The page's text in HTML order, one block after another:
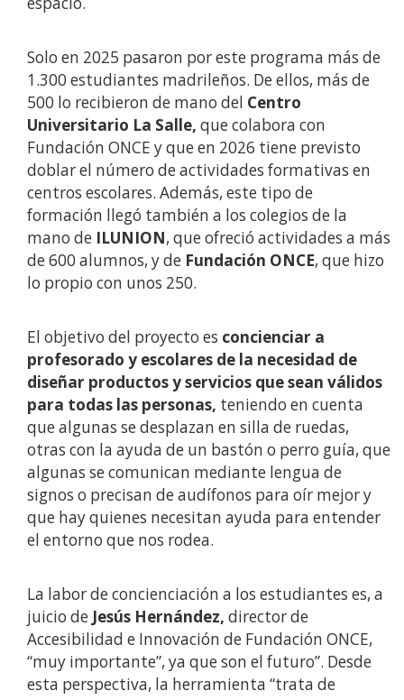
Solo en 2025 pasaron por este programa más de
1.300 estudiantes madrileños. De ellos, más de
500 lo recibieron de mano del Centro
Universitario La Salle, que colabora con
Fundación ONCE y que en 2026 tiene previsto
doblar el número de actividades formativas en
centros escolares. Además, este tipo de
formación llegó también a los colegios de la
mano de ILUNION, que ofreció actividades a más
de 600 alumnos, y de Fundación ONCE, que hizo
lo propio con unos 250.
El objetivo del proyecto es concienciar a
profesorado y escolares de la necesidad de
diseñar productos y servicios que sean válidos
para todas las personas, teniendo en cuenta
que algunas se desplazan en silla de ruedas,
otras con la ayuda de un bastón o perro guía, que
algunas se comunican mediante lengua de
signos o precisan de audífonos para oír mejor y
que hay quienes necesitan ayuda para entender
el entorno que nos rodea.
La labor de concienciación a los estudiantes es, a
juicio de Jesús Hernández, director de
Accesibilidad e Innovación de Fundación ONCE,
“muy importante”, ya que son el futuro”. Desde
esta perspectiva, la herramienta “trata de